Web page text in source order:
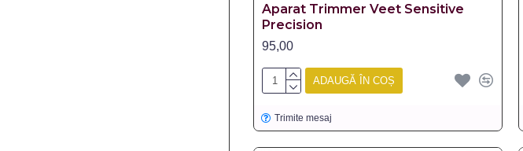
Aparat Trimmer Veet Sensitive
Precision
95,00
ADAUGĂ ÎN COȘ
Trimite mesaj